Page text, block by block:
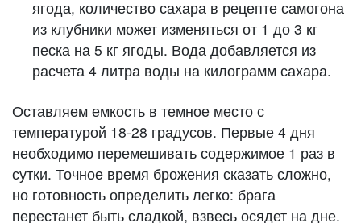
ягода, количество сахара в рецепте самогона
из клубники может изменяться от 1 до 3 кг
песка на 5 кг ягоды. Вода добавляется из
расчета 4 литра воды на килограмм сахара.
Оставляем емкость в темное место с
температурой 18-28 градусов. Первые 4 дня
необходимо перемешивать содержимое 1 раз в
сутки. Точное время брожения сказать сложно,
но готовность определить легко: брага
перестанет быть сладкой, взвесь осядет на дне.